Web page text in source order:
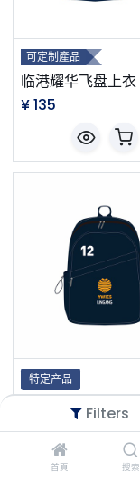
Filters
首頁 搜索
可定制產品
临港耀华飞盘上衣
¥135
特定产品
临港耀华双肩包
¥235